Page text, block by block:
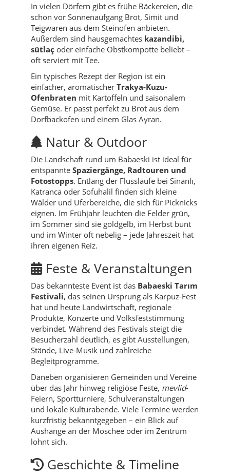
In vielen Dörfern gibt es frühe Bäckereien, die
schon vor Sonnenaufgang Brot, Simit und
Teigwaren aus dem Steinofen anbieten.
Außerdem sind hausgemachtes kazandibi,
sütlaç oder einfache Obstkompotte beliebt –
oft serviert mit Tee.
Ein typisches Rezept der Region ist ein
einfacher, aromatischer Trakya-Kuzu-
Ofenbraten mit Kartoffeln und saisonalem
Gemüse. Er passt perfekt zu Brot aus dem
Dorfbackofen und einem Glas Ayran.
Natur & Outdoor
Die Landschaft rund um Babaeski ist ideal für
entspannte Spaziergänge, Radtouren und
Fotostopps. Entlang der Flussläufe bei Sinanlı,
Katranca oder Sofuhalil finden sich kleine
Wälder und Uferbereiche, die sich für Picknicks
eignen. Im Frühjahr leuchten die Felder grün,
im Sommer sind sie goldgelb, im Herbst bunt
und im Winter oft nebelig – jede Jahreszeit hat
ihren eigenen Reiz.
Feste & Veranstaltungen
Das bekannteste Event ist das Babaeski Tarım
Festivali, das seinen Ursprung als Karpuz-Fest
hat und heute Landwirtschaft, regionale
Produkte, Konzerte und Volksfeststimmung
verbindet. Während des Festivals steigt die
Besucherzahl deutlich, es gibt Ausstellungen,
Stände, Live-Musik und zahlreiche
Begleitprogramme.
Daneben organisieren Gemeinden und Vereine
über das Jahr hinweg religiöse Feste, mevlid-
Feiern, Sportturniere, Schulveranstaltungen
und lokale Kulturabende. Viele Termine werden
kurzfristig bekanntgegeben – ein Blick auf
Aushänge an der Moschee oder im Zentrum
lohnt sich.
Geschichte & Timeline